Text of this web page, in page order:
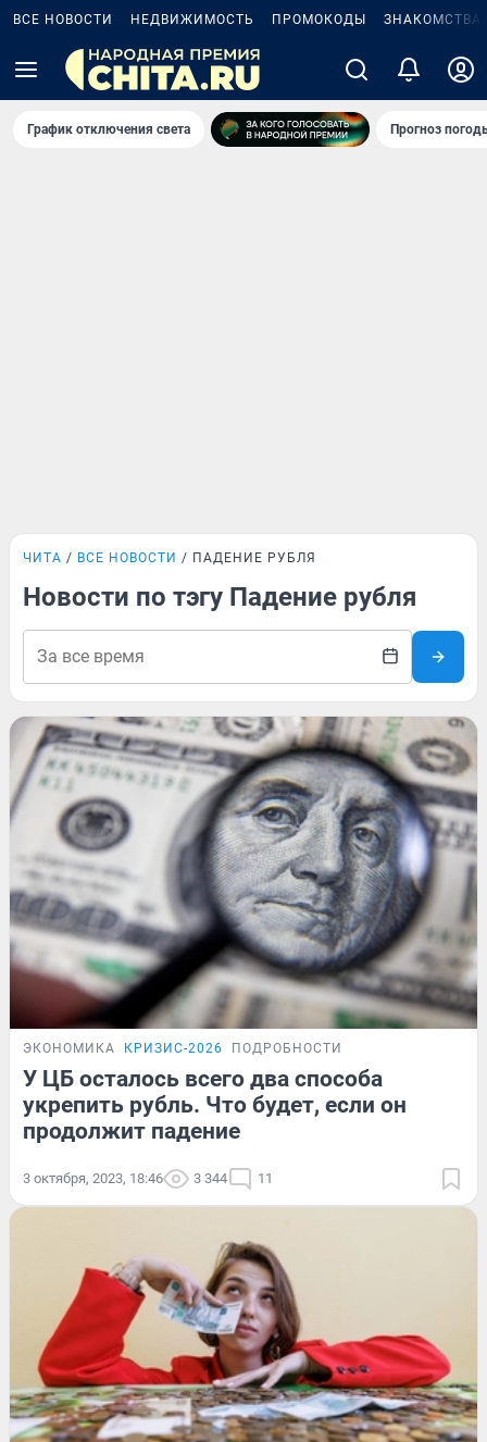
ВСЕ НОВОСТИ НЕДВИЖИМОСТЬ ПРОМОКОДЫ ЗНАКОМСТВА
График отключения света Прогноз
ЧИТА ВСЕ НОВОСТИ ПАДЕНИЕ РУБЛЯ
Новости по тэгу Падение рубля
ЭКОНОМИКА КРИЗИС-2026 ПОДРОБНОСТИ
У ЦБ осталось всего два способа
укрепить рубль. Что будет, если он
продолжит падение
3 октября, 2023, 18:46 3 344 11